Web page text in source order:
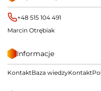
+48 515 104 491
Marcin Otrębiak
Informacje
KontaktBaza wiedzyKontakt